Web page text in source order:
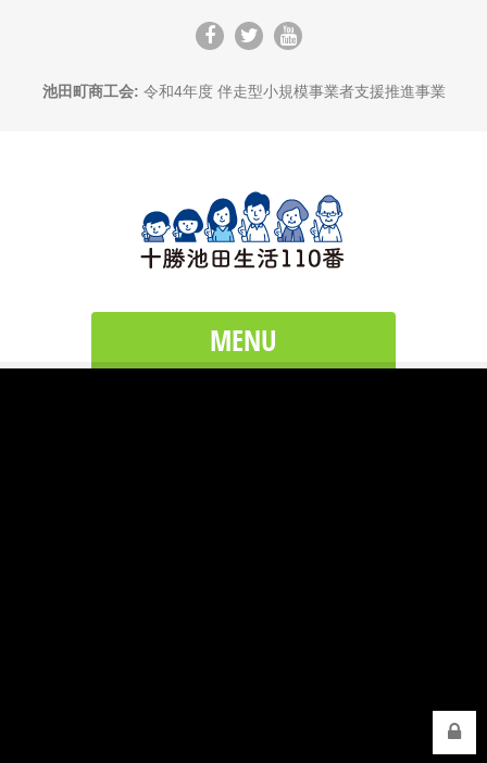
池田町商工会: 令和4年度 伴走型小規模事業者支援推進事業
MENU